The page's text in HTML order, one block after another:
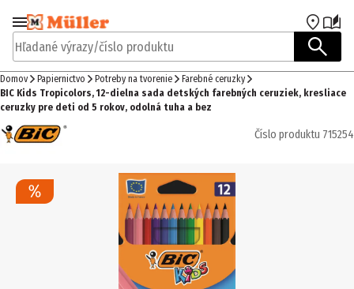
Prejsť na navigáciu
Prejsť na hlavný obsah
Hľadané výrazy/číslo produktu
Domov Papiernictvo Potreby na tvorenie
Farebné ceruzky
BIC Kids Tropicolors, 12-dielna sada detských farebných ceruziek, kresliace
ceruzky pre deti od 5 rokov, odolná tuha a bez
Číslo produktu 715254